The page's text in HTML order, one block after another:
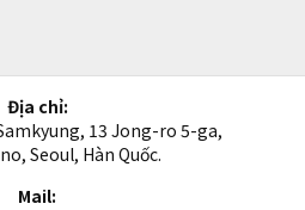
Địa chỉ:
13 Jong-ro 5-ga,
Seoul, Hàn Quốc.
Mail: